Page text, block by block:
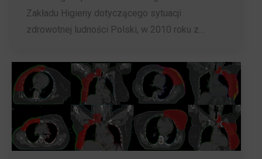
Zakładu Higieny dotyczącego sytuacji
zdrowotnej ludności Polski, w 2010 roku z…